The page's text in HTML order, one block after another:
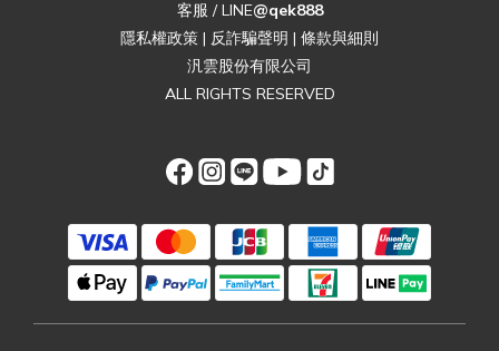
客服 / LINE@qek888
隱私權政策 | 反詐騙聲明 | 條款與細則
汎雲股份有限公司
ALL RIGHTS RESERVED